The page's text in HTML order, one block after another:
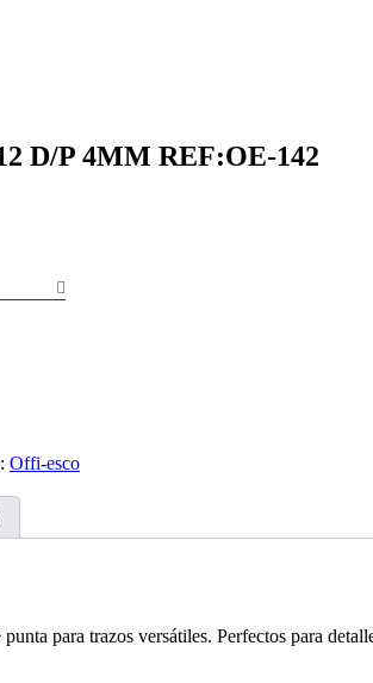
D/P 4MM REF:OE-142
Offi-esco
para trazos versátiles. Perfectos para